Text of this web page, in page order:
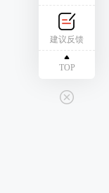
报名时间
建议反馈
TOP